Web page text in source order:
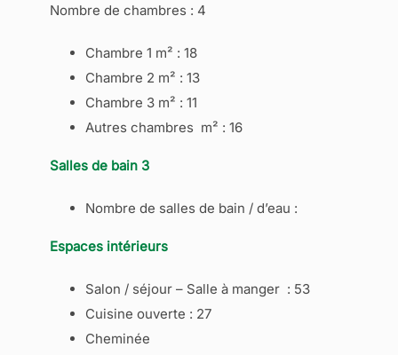
Nombre de chambres : 4
Chambre 1 m² : 18
Chambre 2 m² : 13
Chambre 3 m² : 11
Autres chambres m² : 16
Salles de bain 3
Nombre de salles de bain / d’eau :
Espaces intérieurs
Salon / séjour – Salle à manger : 53
Cuisine ouverte : 27
Cheminée